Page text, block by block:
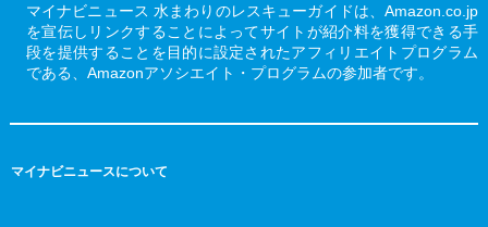
マイナビニュース 水まわりのレスキューガイドは、Amazon.co.jp
を宣伝しリンクすることによってサイトが紹介料を獲得できる手
段を提供することを目的に設定されたアフィリエイトプログラム
である、Amazonアソシエイト・プログラムの参加者です。
マイナビニュースについて